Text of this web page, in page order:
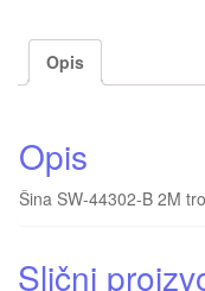
Opis
Opis
Šina SW-44302-B 2M
Slični